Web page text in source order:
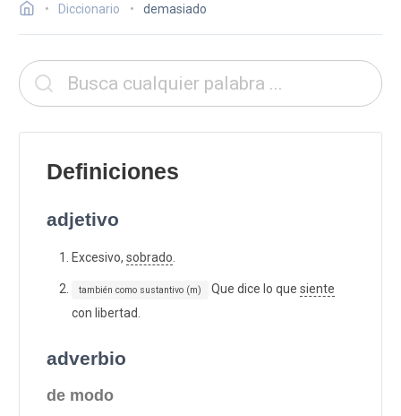
Diccionario demasiado
Definiciones
adjetivo
Excesivo, sobrado
también como sustantivo (m) Que dice lo que siente
con libertad.
adverbio
de modo